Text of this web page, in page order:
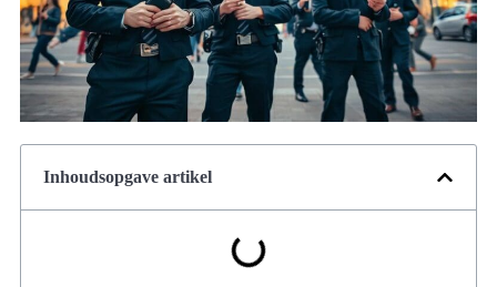
Inhoudsopgave artikel